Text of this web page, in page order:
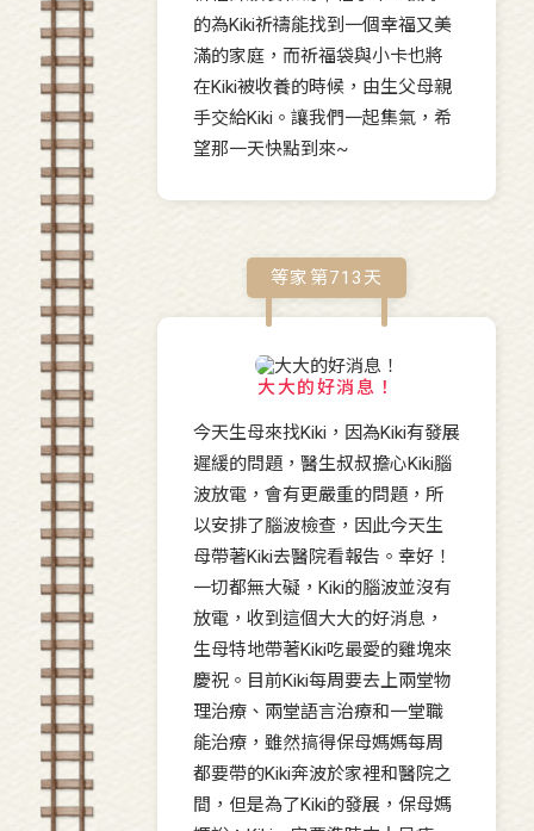
的為Kiki祈禱能找到一個幸福又美
滿的家庭，而祈福袋與小卡也將
在Kiki被收養的時候，由生父母親
手交給Kiki。讓我們一起集氣，希
望那一天快點到來~
等家第713 天
大大的好消息！
今天生母來找Kiki，因為Kiki有發展
遲緩的問題，醫生叔叔擔心Kiki腦
波放電，會有更嚴重的問題，所
以安排了腦波檢查，因此今天生
母帶著Kiki去醫院看報告。幸好！
一切都無大礙，Kiki的腦波並沒有
放電，收到這個大大的好消息，
生母特地帶著Kiki吃最愛的雞塊來
慶祝。目前Kiki每周要去上兩堂物
理治療、兩堂語言治療和一堂職
能治療，雖然搞得保母媽媽每周
都要帶的Kiki奔波於家裡和醫院之
間，但是為了Kiki的發展，保母媽